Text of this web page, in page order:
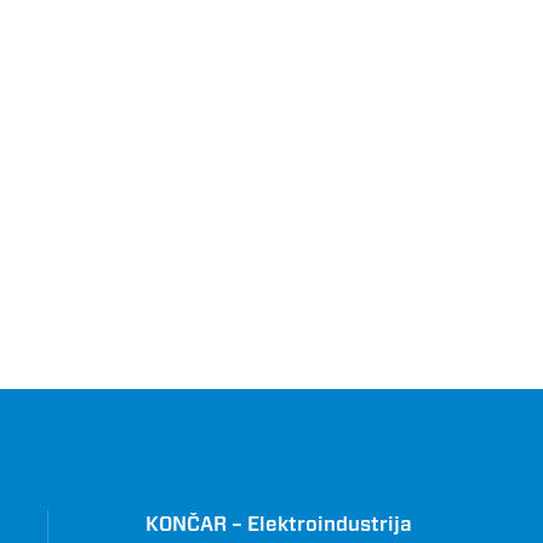
KONČAR – Elektroindustrija